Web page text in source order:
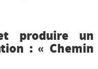
produire un
: « Chemin